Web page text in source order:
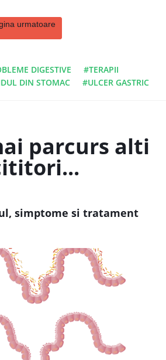
urmatoare
DIGESTIVE
#TERAPII
DIN STOMAC #ULCER GASTRIC
parcurs alti
simptome si tratament